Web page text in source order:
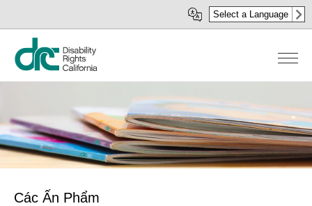
đến
dung
Select a Language
Các Ấn Phẩm